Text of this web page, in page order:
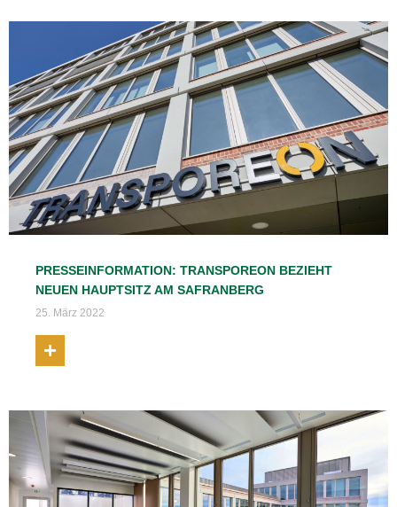
PRESSEINFORMATION: TRANSPOREON BEZIEHT
NEUEN HAUPTSITZ AM SAFRANBERG
25. März 2022